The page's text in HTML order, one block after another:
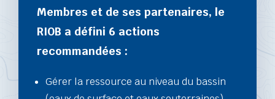
Membres et de ses partenaires, le
RIOB a défini 6 actions
recommandées :
Gérer la ressource au niveau du bassin